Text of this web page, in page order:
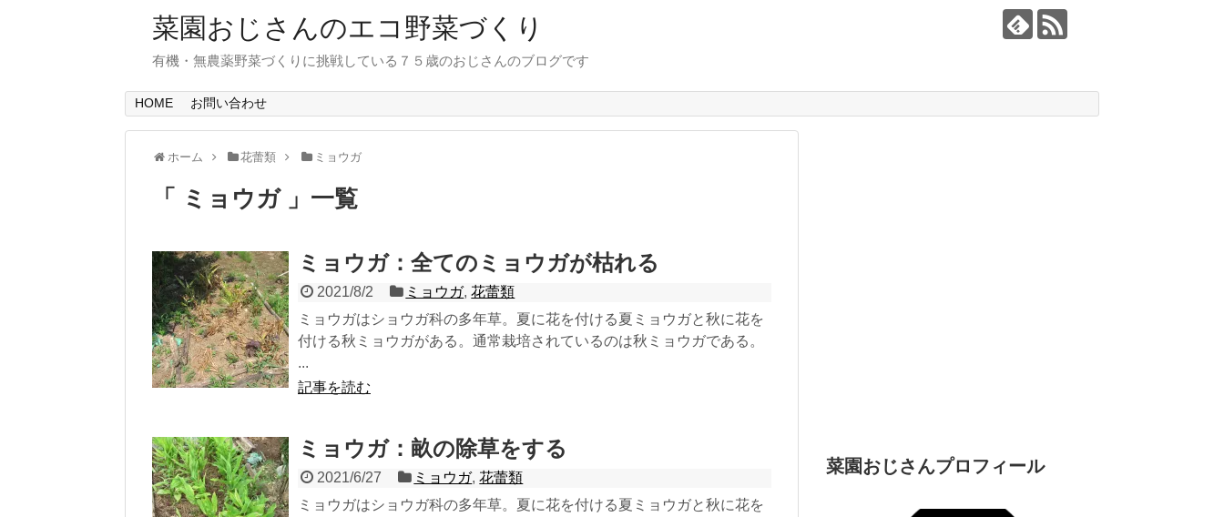
菜園おじさんのエコ野菜づくり
有機・無農薬野菜づくりに挑戦している７５歳のおじさんのブログです
HOME お問い合わせ
ホーム 花蕾類 ミョウガ
「 ミョウガ 」一覧
ミョウガ：全てのミョウガが枯れる
2021/8/2 ミョウガ,花蕾類
ミョウガはショウガ科の多年草。夏に花を付ける夏ミョウガと秋に花を
付ける秋ミョウガがある。通常栽培されているのは秋ミョウガである。
...
記事を読む
ミョウガ：畝の除草をする
2021/6/27 ミョウガ,花蕾類
ミョウガはショウガ科の多年草。夏に花を付ける夏ミョウガと秋に花を
菜園おじさんプロフィール